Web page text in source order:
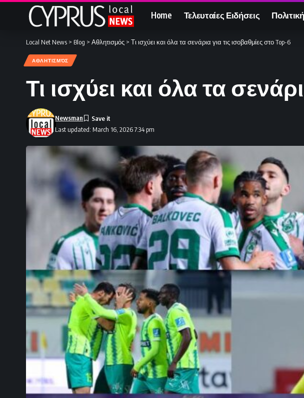
Home Τελευταίες Ειδήσεις Πολιτική
Local Net News > Blog > Αθλητισμός > Τι ισχύει και όλα τα σενάρια για τις ισοβαθμίες στο Top-6
ΑΘΛΗΤΙΣΜΌΣ
Τι ισχύει και όλα τα
Last updated: March 16, 2026 7:34 pm
Newsman